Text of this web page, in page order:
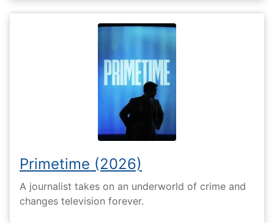
Primetime (2026)
A journalist takes on an underworld of crime and
changes television forever.